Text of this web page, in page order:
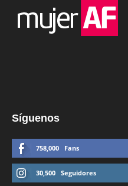
Síguenos
758,000 Fans
30,500 Seguidores